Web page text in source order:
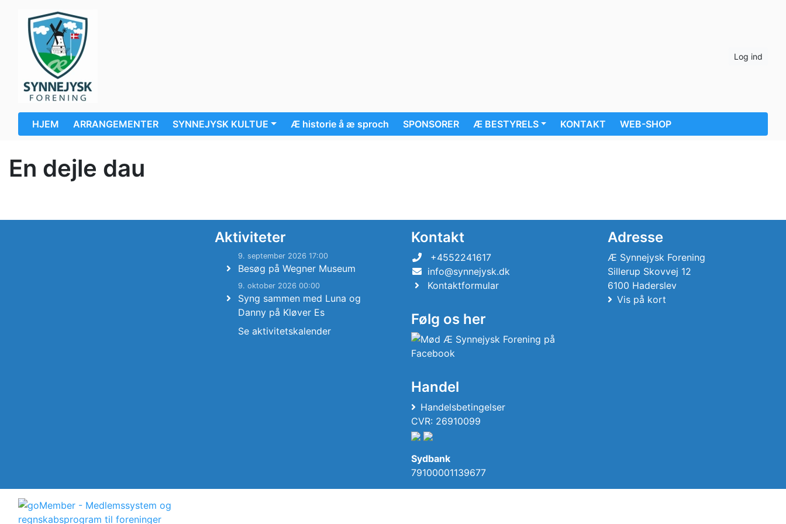
Log ind
HJEM ARRANGEMENTER SYNNEJYSK KULTUE Æ historie å æ sproch SPONSORER Æ BESTYRELS KONTAKT WEB-SHOP
En dejle dau
Aktiviteter
9. september 2026 17:00
Besøg på Wegner Museum
9. oktober 2026 00:00
Syng sammen med Luna og
Danny på Kløver Es
Se aktivitetskalender
Kontakt
+4552241617
info@synnejysk.dk
Kontaktformular
Følg os her
Handel
Handelsbetingelser
CVR: 26910099
Sydbank
79100001139677
Adresse
Æ Synnejysk Forening
Sillerup Skovvej 12
6100 Haderslev
Vis på kort